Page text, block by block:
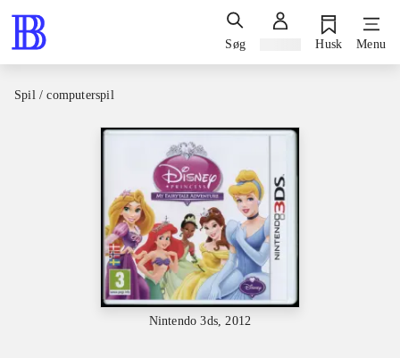
Søg Husk Menu
Spil / computerspil
Nintendo 3ds, 2012